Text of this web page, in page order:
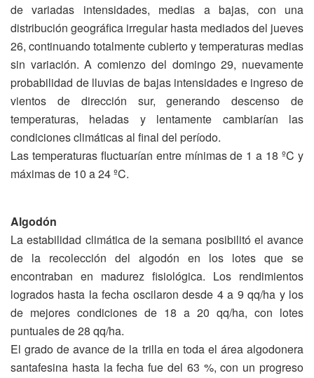
de variadas intensidades, medias a bajas, con una
distribución geográfica irregular hasta mediados del jueves
26, continuando totalmente cubierto y temperaturas medias
sin variación. A comienzo del domingo 29, nuevamente
probabilidad de lluvias de bajas intensidades e ingreso de
vientos de dirección sur, generando descenso de
temperaturas, heladas y lentamente cambiarían las
condiciones climáticas al final del período.
Las temperaturas fluctuarían entre mínimas de 1 a 18 ºC y
máximas de 10 a 24 ºC.
Algodón
La estabilidad climática de la semana posibilitó el avance
de la recolección del algodón en los lotes que se
encontraban en madurez fisiológica. Los rendimientos
logrados hasta la fecha oscilaron desde 4 a 9 qq/ha y los
de mejores condiciones de 18 a 20 qq/ha, con lotes
puntuales de 28 qq/ha.
El grado de avance de la trilla en toda el área algodonera
santafesina hasta la fecha fue del 63 %, con un progreso